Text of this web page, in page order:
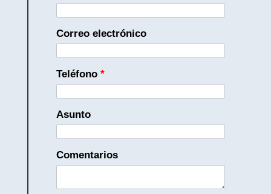
Correo electrónico
Teléfono *
Asunto
Comentarios